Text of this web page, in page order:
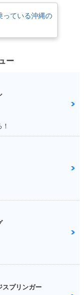
っている沖縄の
ー
プリンガー